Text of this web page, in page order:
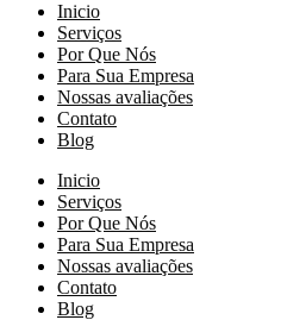
Inicio
Serviços
Por Que Nós
Para Sua Empresa
Nossas avaliações
Contato
Blog
Inicio
Serviços
Por Que Nós
Para Sua Empresa
Nossas avaliações
Contato
Blog